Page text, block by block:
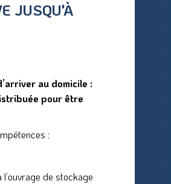
JUSQU'À
au domicile :
pour être
:
l’ouvrage de stockage